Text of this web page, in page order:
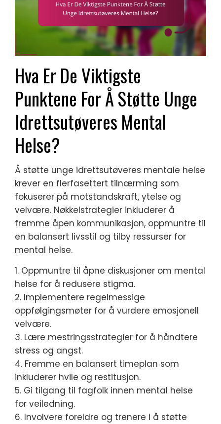
Hva Er De Viktigste
Punktene For Å Støtte Unge
Idrettsutøveres Mental
Helse?
Å støtte unge idrettsutøveres mentale helse
krever en flerfasettert tilnærming som
fokuserer på motstandskraft, ytelse og
velvære. Nøkkelstrategier inkluderer å
fremme åpen kommunikasjon, oppmuntre til
en balansert livsstil og tilby ressurser for
mental helse.
1. Oppmuntre til åpne diskusjoner om mental
helse for å redusere stigma.
2. Implementere regelmessige
oppfølgingsmøter for å vurdere emosjonell
velvære.
3. Lære mestringsstrategier for å håndtere
stress og angst.
4. Fremme en balansert timeplan som
inkluderer hvile og restitusjon.
5. Gi tilgang til fagfolk innen mental helse
for veiledning.
6. Involvere foreldre og trenere i å støtte